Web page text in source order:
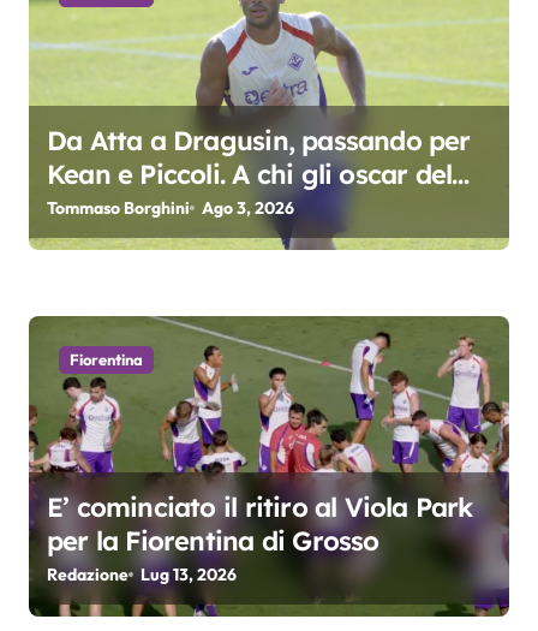
n
a
c
l
i
Da Atta a Dragusin, passando per
Kean e Piccoli. A chi gli oscar del
precampionato?
Tommaso Borghini Ago 3, 2026
Fiorentina
E’ cominciato il ritiro al Viola Park
per la Fiorentina di Grosso
Redazione Lug 13, 2026